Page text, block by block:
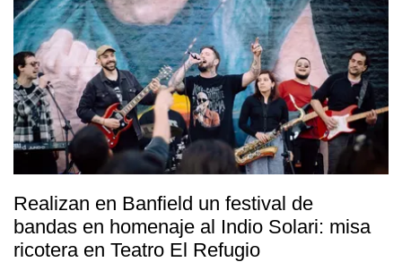
Realizan en Banfield un festival de
bandas en homenaje al Indio Solari: misa
ricotera en Teatro El Refugio